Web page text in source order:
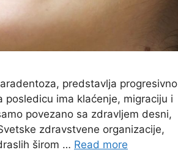
predstavlja progresivno
ima klaćenje, migraciju i
povezano sa zdravljem desni,
zdravstvene organizacije,
širom … Read more